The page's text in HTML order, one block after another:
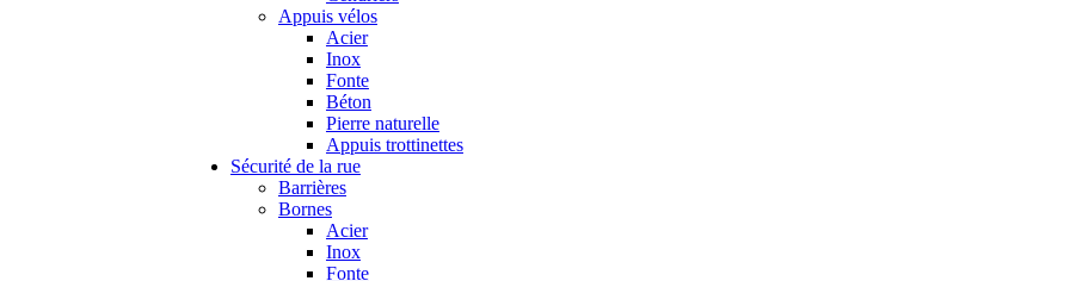
Appuis vélos
Acier
Inox
Fonte
Béton
Pierre naturelle
Appuis trottinettes
Sécurité de la rue
Barrières
Bornes
Acier
Inox
Fonte